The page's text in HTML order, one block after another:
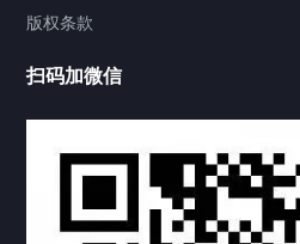
热门标签 TAG
机构链接
版权条款
扫码加微信